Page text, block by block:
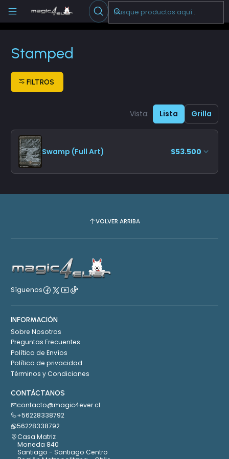
Escribenos
Cartas Sueltas Magic Promos
Stamped
FILTROS
Vista: Lista Grilla
Swamp (Full Art) $53.500
VOLVER ARRIBA
Síguenos
INFORMACIÓN
Sobre Nosotros
Preguntas Frecuentes
Política de Envíos
Política de privacidad
Términos y Condiciones
CONTÁCTANOS
contacto@magic4ever.cl
+56228338792
56228338792
Casa Matriz
Moneda 840
Santiago - Santiago Centro